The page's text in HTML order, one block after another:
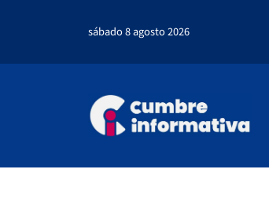
sábado 8 agosto 2026